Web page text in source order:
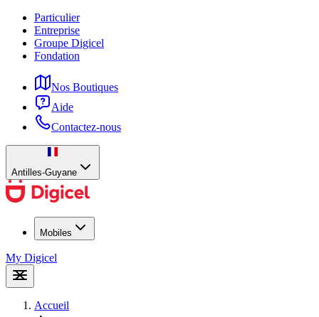
Particulier
Entreprise
Groupe Digicel
Fondation
Nos Boutiques
Aide
Contactez-nous
Antilles-Guyane
Mobiles
My Digicel
Accueil